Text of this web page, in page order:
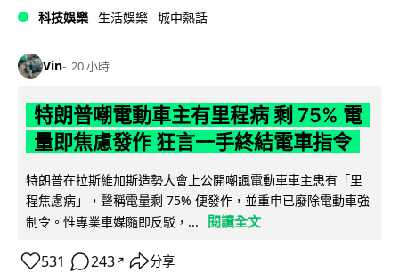
科技娛樂 生活娛樂 城中熱話
Vin 20 小時
特朗普嘲電動車主有里程病 剩 75% 電
量即焦慮發作 狂言一手終結電車指令
特朗普在拉斯維加斯造勢大會上公開嘲諷電動車車主患有「里
程焦慮病」，聲稱電量剩 75% 便發作，並重申已廢除電動車強
制令。惟專業車媒隨即反駁，...
閱讀全文
531 243 ↗ 分享